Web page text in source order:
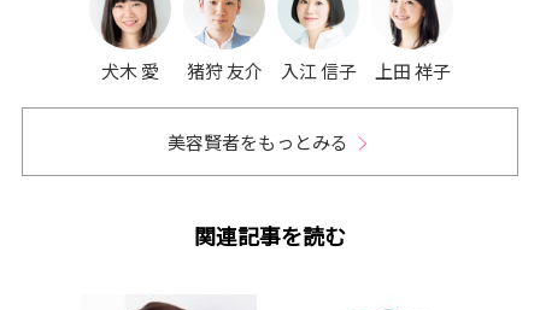
犬木 愛 猪狩 友介 入江 信子 上田 祥子
美容賢者をもっとみる
関連記事を読む